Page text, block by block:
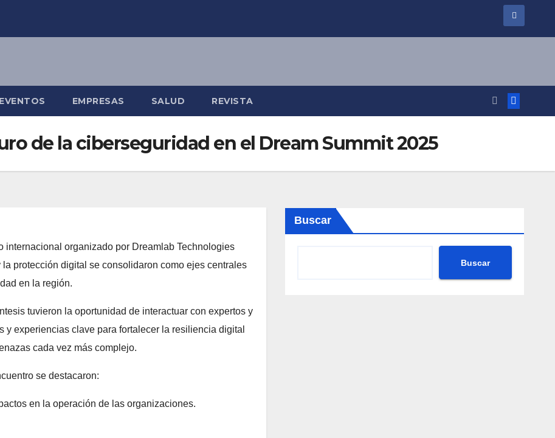
EVENTOS EMPRESAS SALUD REVISTA
de la ciberseguridad en el Dream Summit 2025
organizado por Dreamlab Technologies
protección digital se consolidaron como ejes centrales
en la región.
tuvieron la oportunidad de interactuar con expertos y
experiencias clave para fortalecer la resiliencia digital
cada vez más complejo.
se destacaron:
en la operación de las organizaciones.
Buscar
Buscar